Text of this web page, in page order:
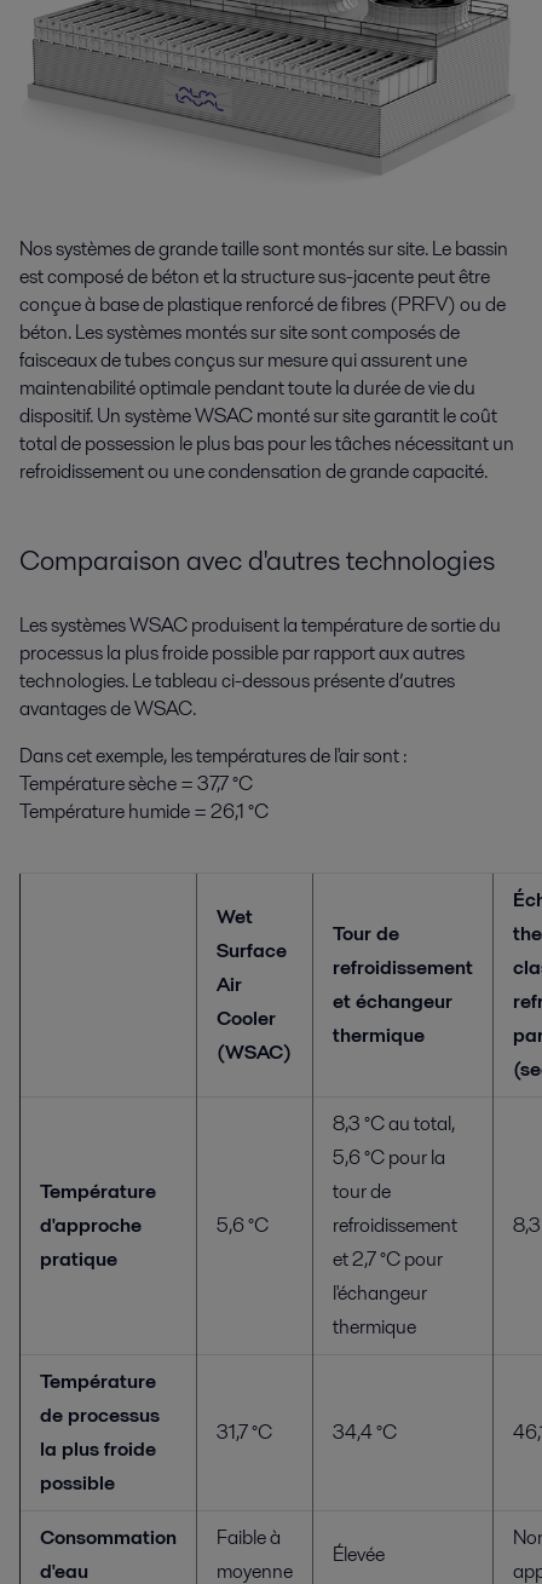
Nos systèmes de grande taille sont montés sur site. Le bassin
est composé de béton et la structure sus-jacente peut être
conçue à base de plastique renforcé de fibres (PRFV) ou de
béton. Les systèmes montés sur site sont composés de
faisceaux de tubes conçus sur mesure qui assurent une
maintenabilité optimale pendant toute la durée de vie du
dispositif. Un système WSAC monté sur site garantit le coût
total de possession le plus bas pour les tâches nécessitant un
refroidissement ou une condensation de grande capacité.
Comparaison avec d'autres technologies
Les systèmes WSAC produisent la température de sortie du
processus la plus froide possible par rapport aux autres
technologies. Le tableau ci-dessous présente d’autres
avantages de WSAC.
Dans cet exemple, les températures de l'air sont :
Température sèche = 37,7 °C
Température humide = 26,1 °C
Wet
Surface
Air
Cooler
(WSAC)
Tour de
refroidissement
et échangeur
thermique
Température
d'approche
pratique
5,6 °C
8,3 °C au total,
5,6 °C pour la
tour de
refroidissement
et 2,7 °C pour
l'échangeur
thermique
Température
de processus
la plus froide
possible
31,7 °C 34,4 °C
Consommation
d'eau
Faible à
moyenne
Élevée